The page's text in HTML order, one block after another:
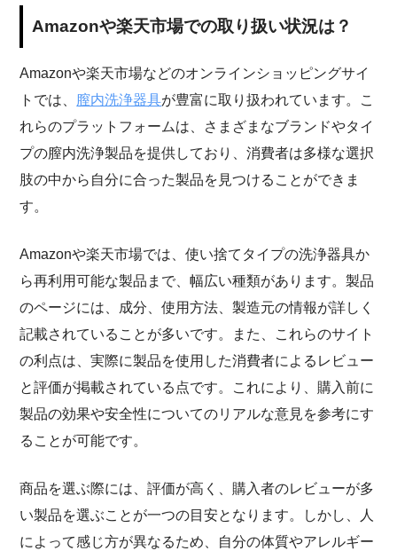
Amazonや楽天市場での取り扱い状況は？
Amazonや楽天市場などのオンラインショッピングサイ
トでは、
膣内洗浄器具が豊富に取り扱われています。こ
れらのプラットフォームは、さまざまなブランドやタイ
プの膣内洗浄製品を提供しており、消費者は多様な選択
肢の中から自分に合った製品を見つけることができま
す。
Amazonや楽天市場では、使い捨てタイプの洗浄器具か
ら再利用可能な製品まで、幅広い種類があります。製品
のページには、成分、使用方法、製造元の情報が詳しく
記載されていることが多いです。また、これらのサイト
の利点は、実際に製品を使用した消費者によるレビュー
と評価が掲載されている点です。これにより、購入前に
製品の効果や安全性についてのリアルな意見を参考にす
ることが可能です。
商品を選ぶ際には、評価が高く、購入者のレビューが多
い製品を選ぶことが一つの目安となります。しかし、人
によって感じ方が異なるため、自分の体質やアレルギー